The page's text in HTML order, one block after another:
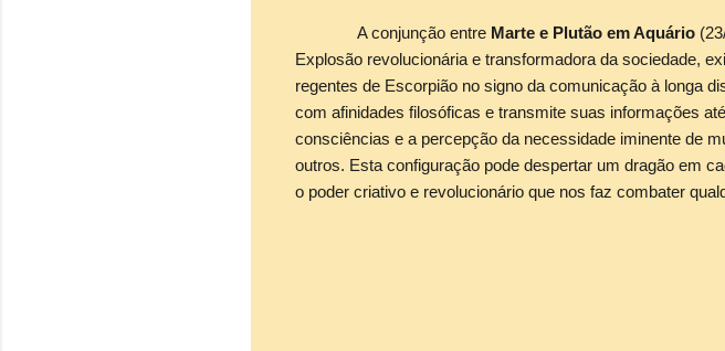
A conjunção entre Marte e Plutão em Aquário
Explosão revolucionária e transformadora da sociedade,
regentes de Escorpião no signo da comunicação à longa
com afinidades filosóficas e transmite suas informações
consciências e a percepção da necessidade iminente de
outros. Esta configuração pode despertar um dragão em
o poder criativo e revolucionário que nos faz combater